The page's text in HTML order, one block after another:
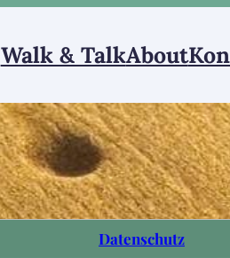
Walk & TalkAbout
Datenschutz